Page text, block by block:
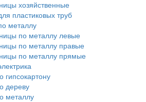
хозяйственные
пластиковых труб
металлу
по металлу левые
по металлу правые
по металлу прямые
гипсокартону
дереву
металлу